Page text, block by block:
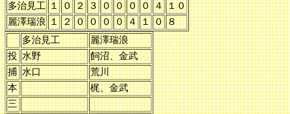
多治見工 １ ０ ２ ３ ０ ０ ０ ０ ４ １０
麗澤瑞浪 １ ２ ０ ０ ０ ０ ４ １ ０ ８
多治見工
麗澤瑞浪
投 水野
飼沼、金武
捕 水口
荒川
本
梶、金武
三